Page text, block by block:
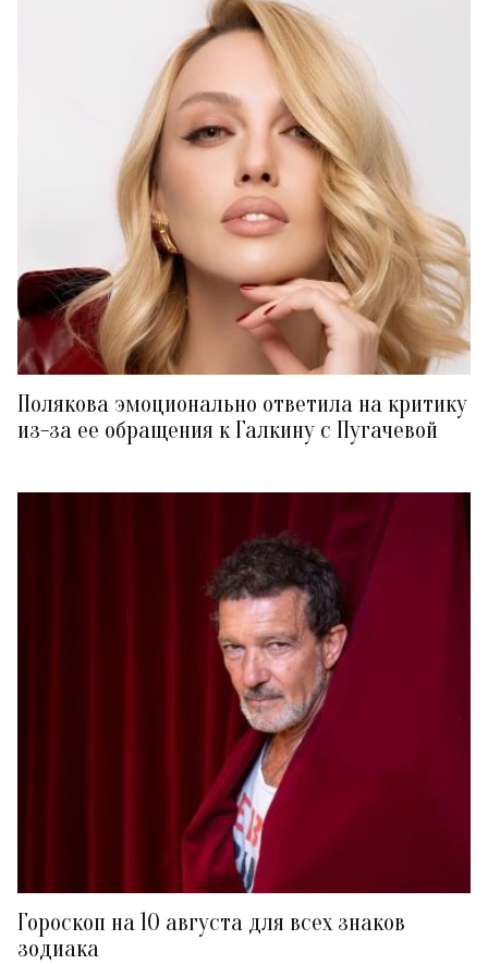
Полякова эмоционально ответила на критику
из-за ее обращения к Галкину с Пугачевой
Гороскоп на 10 августа для всех знаков
зодиака